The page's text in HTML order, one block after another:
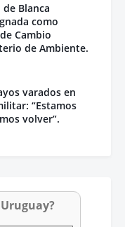
Blanca
como
Cambio
de Ambiente.
varados en
“Estamos
volver”.